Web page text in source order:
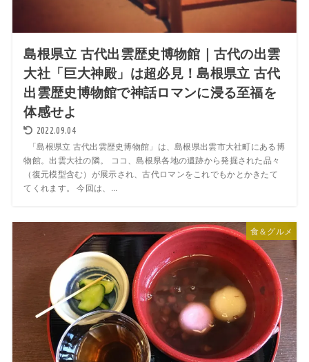
島根県立 古代出雲歴史博物館｜古代の出雲
大社「巨大神殿」は超必見！島根県立 古代
出雲歴史博物館で神話ロマンに浸る至福を
体感せよ
2022.09.04
「島根県立 古代出雲歴史博物館」は、島根県出雲市大社町にある博
物館。出雲大社の隣。 ココ、島根県各地の遺跡から発掘された品々
（復元模型含む）が展示され、古代ロマンをこれでもかとかきたて
てくれます。 今回は、...
食＆グルメ